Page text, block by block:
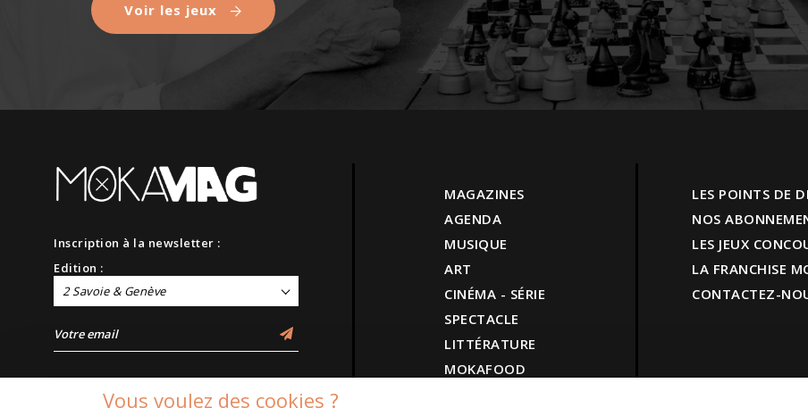
Voir les jeux
Inscription à la newsletter :
Edition :
2 Savoie & Genève
MAGAZINES
AGENDA
MUSIQUE
ART
CINÉMA - SÉRIE
SPECTACLE
LITTÉRATURE
MOKAFOOD
LES POINTS DE
NOS
LES JEUX
LA FRANCHISE
CONTACTEZ-
Vous voulez des cookies ?